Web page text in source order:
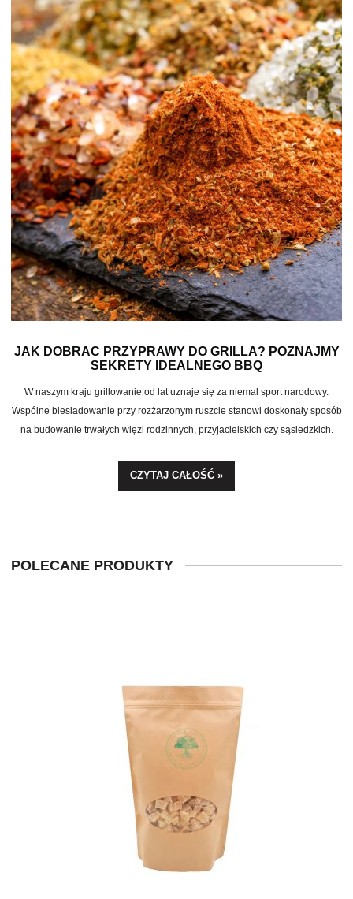
JAK DOBRAĆ PRZYPRAWY DO GRILLA? POZNAJMY
SEKRETY IDEALNEGO BBQ
W naszym kraju grillowanie od lat uznaje się za niemal sport narodowy.
Wspólne biesiadowanie przy rozżarzonym ruszcie stanowi doskonały sposób
na budowanie trwałych więzi rodzinnych, przyjacielskich czy sąsiedzkich.
wprowadza wszystkich gości w radosny nastrój. Właśnie w takich momentach
CZYTAJ CAŁOŚĆ »
POLECANE PRODUKTY